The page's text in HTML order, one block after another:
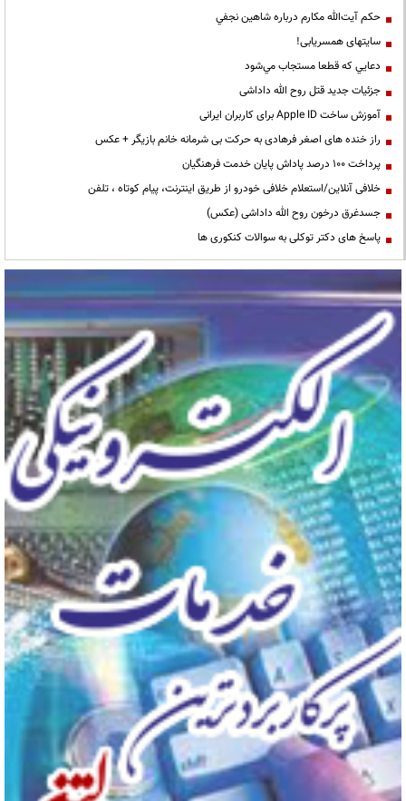
حكم آيت‌الله مكارم درباره شاهين نجفي
سایتهای همسریابی!
دعايي كه قطعا مستجاب مي‌شود
جزئیات جدید قتل روح الله داداشی
آموزش ساخت Apple ID برای کاربران ایرانی
راز خنده های اصغر فرهادی به حرکت بی شرمانه خانم بازیگر + عکس
پرداخت ۱۰۰ درصد پاداش پایان خدمت فرهنگیان
خلافی آنلاین/استعلام خلافی خودرو از طریق اینترنت، پیام کوتاه ، تلفن
جسدغرق درخون روح الله داداشی (عکس)
پاسخ های دکتر توکلی به سوالات کنکوری ها